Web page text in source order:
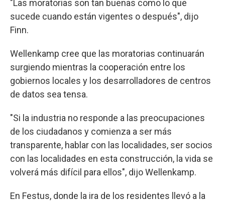
"Las moratorias son tan buenas como lo que
sucede cuando están vigentes o después", dijo
Finn.
Wellenkamp cree que las moratorias continuarán
surgiendo mientras la cooperación entre los
gobiernos locales y los desarrolladores de centros
de datos sea tensa.
"Si la industria no responde a las preocupaciones
de los ciudadanos y comienza a ser más
transparente, hablar con las localidades, ser socios
con las localidades en esta construcción, la vida se
volverá más difícil para ellos", dijo Wellenkamp.
En Festus, donde la ira de los residentes llevó a la